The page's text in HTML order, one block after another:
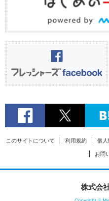
このサイトについて 利用規約 個人
お問
株式会